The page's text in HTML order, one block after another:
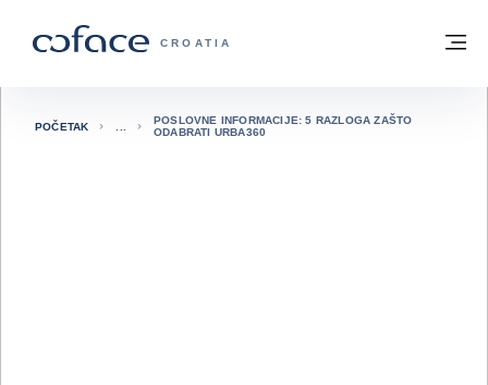
COFACE FOR TRADE - POČETNA
CROATIA
Povratak na početnu stranicu
POČETAK
POSLOVNE INFORMACIJE: 5 RAZLOGA ZAŠTO
ODABRATI URBA360